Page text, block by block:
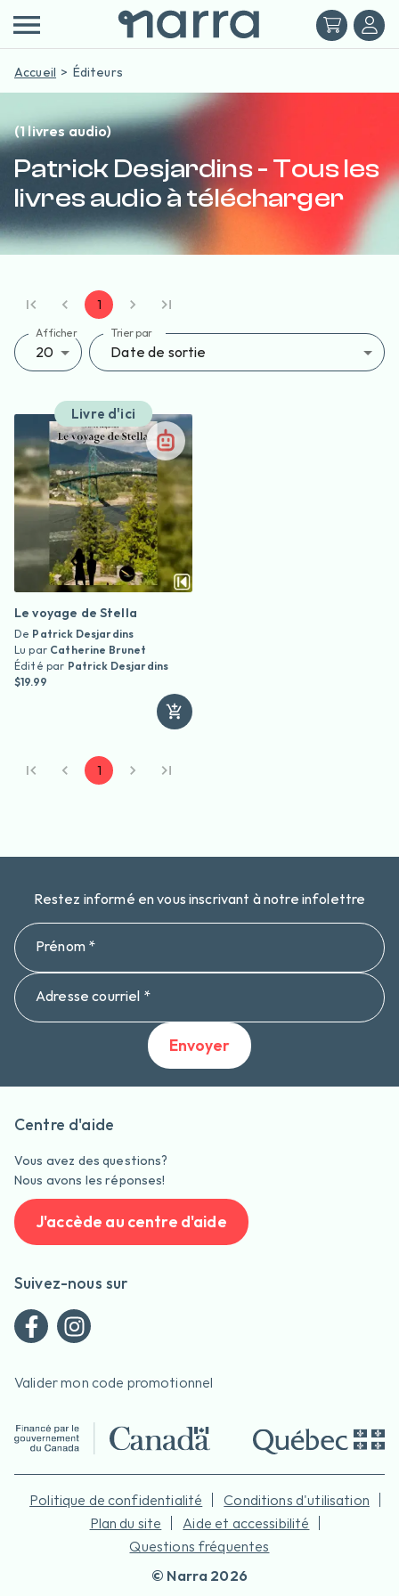
Accueil Éditeurs
(1 livres audio)
Patrick Desjardins - Tous les
livres audio à télécharger
1
Afficher
20
Trier par
Date de sortie
Livre d'ici
Le voyage de Stella
De Patrick Desjardins
Lu par Catherine Brunet
Édité par Patrick Desjardins
$19.99
1
Restez informé en vous inscrivant à notre infolettre
Prénom *
Adresse courriel *
Envoyer
Centre d'aide
Vous avez des questions?
Nous avons les réponses!
J'accède au centre d'aide
Suivez-nous sur
Valider mon code promotionnel
Politique de confidentialité
Conditions d'utilisation
Plan du site
Aide et accessibilité
Questions fréquentes
© Narra 2026